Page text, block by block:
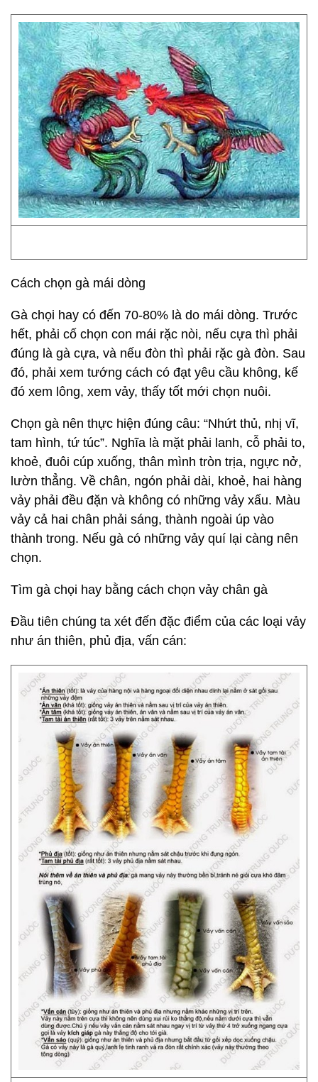
Cách chọn gà mái dòng
Gà chọi hay có đến 70-80% là do mái dòng. Trước
hết, phải cố chọn con mái rặc nòi, nếu cựa thì phải
đúng là gà cựa, và nếu đòn thì phải rặc gà đòn. Sau
đó, phải xem tướng cách có đạt yêu cầu không, kế
đó xem lông, xem vảy, thấy tốt mới chọn nuôi.
Chọn gà nên thực hiện đúng câu: “Nhứt thủ, nhị vĩ,
tam hình, tứ túc”. Nghĩa là mặt phải lanh, cỗ phải to,
khoẻ, đuôi cúp xuống, thân mình tròn trịa, ngực nở,
lườn thẳng. Về chân, ngón phải dài, khoẻ, hai hàng
vảy phải đều đặn và không có những vảy xấu. Màu
vảy cả hai chân phải sáng, thành ngoài úp vào
thành trong. Nếu gà có những vảy quí lại càng nên
chọn.
Tìm gà chọi hay bằng cách chọn vảy chân gà
Đầu tiên chúng ta xét đến đặc điểm của các loại vảy
như án thiên, phủ địa, vấn cán: